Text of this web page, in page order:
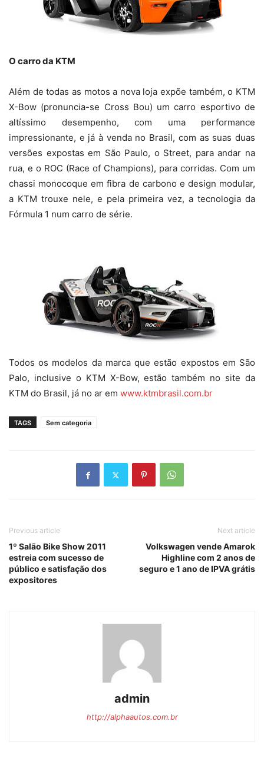
O carro da KTM
Além de todas as motos a nova loja expõe também, o KTM
X-Bow (pronuncia-se Cross Bou) um carro esportivo de
altíssimo desempenho, com uma performance
impressionante, e já à venda no Brasil, com as suas duas
versões expostas em São Paulo, o Street, para andar na
rua, e o ROC (Race of Champions), para corridas. Com um
chassi monocoque em fibra de carbono e design modular,
a KTM trouxe nele, e pela primeira vez, a tecnologia da
Fórmula 1 num carro de série.
Todos os modelos da marca que estão expostos em São
Palo, inclusive o KTM X-Bow, estão também no site da
KTM do Brasil, já no ar em www.ktmbrasil.com.br
TAGS Sem categoria
Previous article
1º Salão Bike Show 2011
estreia com sucesso de
público e satisfação dos
expositores
Next article
Volkswagen vende Amarok
Highline com 2 anos de
seguro e 1 ano de IPVA grátis
admin
http://alphaautos.com.br